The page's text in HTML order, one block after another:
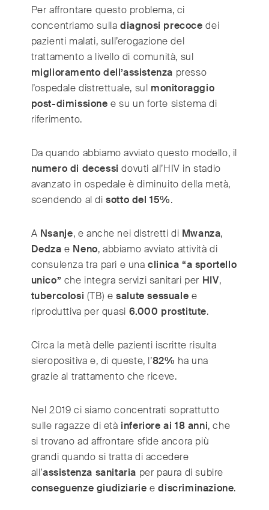
Per affrontare questo problema, ci
concentriamo sulladiagnosi precoce dei
pazienti malati, sull’erogazione del
trattamento a livello di comunità, sul
miglioramento dell’assistenza presso
l’ospedale distrettuale, sul monitoraggio
post-dimissione e su un forte sistema di
riferimento.
Da quando abbiamo avviato questo modello, il
numero di decessi dovuti all’HIV in stadio
avanzato in ospedale è diminuito della metà,
scendendo al disotto del 15%.
A Nsanje, e anche nei distretti di Mwanza,
Dedza e Neno, abbiamo avviato attività di
consulenza tra pari e unaclinica “a sportello
unico” che integra servizi sanitari per HIV,
tubercolosi (TB) esalute sessuale e
riproduttiva per quasi 6.000 prostitute.
Circa la metà delle pazienti iscritte risulta
sieropositiva e, di queste, l’82% ha una
grazie al trattamento che riceve.
Nel 2019 ci siamo concentrati soprattutto
sulle ragazze di età inferiore ai 18 anni, che
si trovano ad affrontare sfide ancora più
grandi quando si tratta di accedere
all’assistenza sanitaria per paura di subire
conseguenze giudiziarie ediscriminazione.
Greece (ελληνικά)
Hong Kong (繁體中文)
India (English)
Ireland (English)
Italy (Italiano)
Japan (日本語)
Luxembourg
Myanmar
Netherlands (Nederlands)
Norway (Norsk)
South Africa (English)
South East Asia (汉语/English)
South Korea (한국어)
Spain (Español)
Sweden
Turkey (Türkiye)
United Kingdom (English)
United Arab Emirates